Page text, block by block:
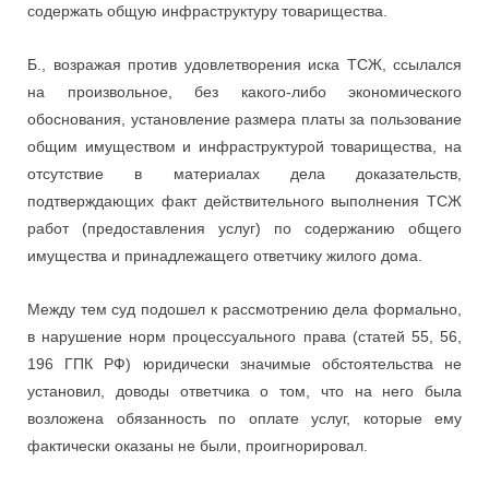
содержать общую инфраструктуру товарищества.
Б., возражая против удовлетворения иска ТСЖ, ссылался
на произвольное, без какого-либо экономического
обоснования, установление размера платы за пользование
общим имуществом и инфраструктурой товарищества, на
отсутствие в материалах дела доказательств,
подтверждающих факт действительного выполнения ТСЖ
работ (предоставления услуг) по содержанию общего
имущества и принадлежащего ответчику жилого дома.
Между тем суд подошел к рассмотрению дела формально,
в нарушение норм процессуального права (статей 55, 56,
196 ГПК РФ) юридически значимые обстоятельства не
установил, доводы ответчика о том, что на него была
возложена обязанность по оплате услуг, которые ему
фактически оказаны не были, проигнорировал.